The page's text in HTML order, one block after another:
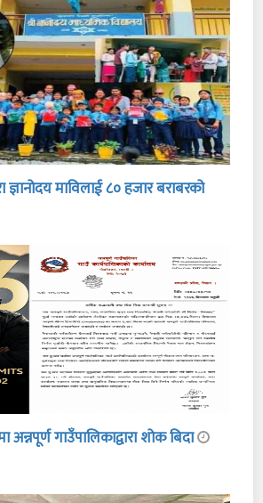
ज्ञानोदय माविलाई ८० हजार बराबरको
अन्नपूर्ण गाउँपालिकाद्वारा शोक बिदा